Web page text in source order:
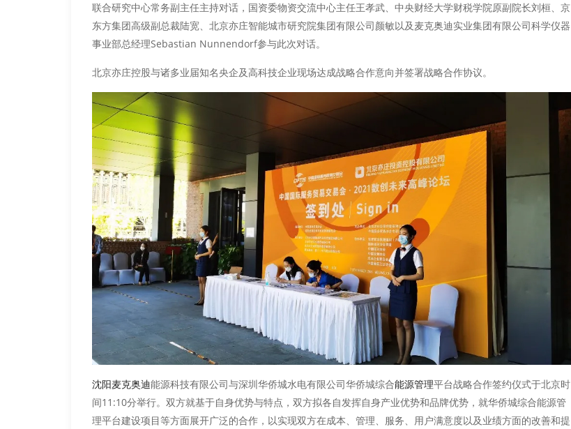
联合研究中心常务副主任主持对话，国资委物资交流中心主任王孝武、中央财经大学财税学院原副院长刘桓、京
东方集团高级副总裁陆宽、北京亦庄智能城市研究院集团有限公司颜敏以及麦克奥迪实业集团有限公司科学仪器
事业部总经理Sebastian Nunnendorf参与此次对话。
北京亦庄控股与诸多业届知名央企及高科技企业现场达成战略合作意向并签署战略合作协议。
沈阳麦克奥迪能源科技有限公司与深圳华侨城水电有限公司华侨城综合能源管理平台战略合作签约仪式于北京时
间11:10分举行。双方就基于自身优势与特点，双方拟各自发挥自身产业优势和品牌优势，就华侨城综合能源管
理平台建设项目等方面展开广泛的合作，以实现双方在成本、管理、服务、用户满意度以及业绩方面的改善和提